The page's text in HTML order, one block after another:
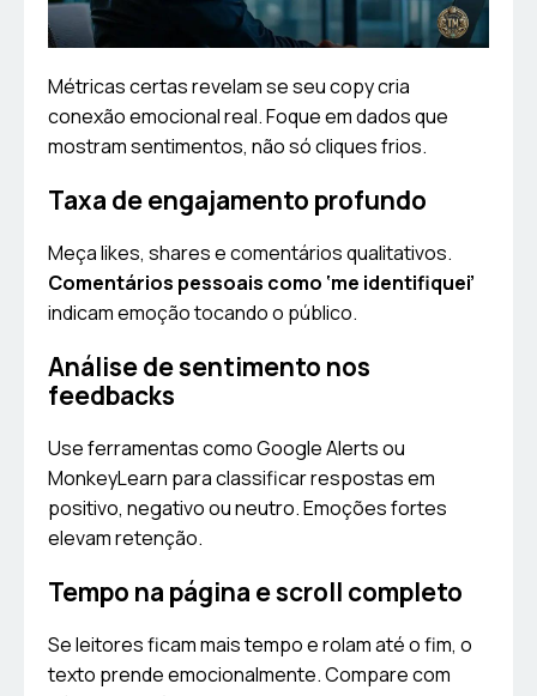
Métricas certas revelam se seu copy cria
conexão emocional real. Foque em dados que
mostram sentimentos, não só cliques frios.
Taxa de engajamento profundo
Meça likes, shares e comentários qualitativos.
Comentários pessoais como ‘me identifiquei’
indicam emoção tocando o público.
Análise de sentimento nos
feedbacks
Use ferramentas como Google Alerts ou
MonkeyLearn para classificar respostas em
positivo, negativo ou neutro. Emoções fortes
elevam retenção.
Tempo na página e scroll completo
Se leitores ficam mais tempo e rolam até o fim, o
texto prende emocionalmente. Compare com